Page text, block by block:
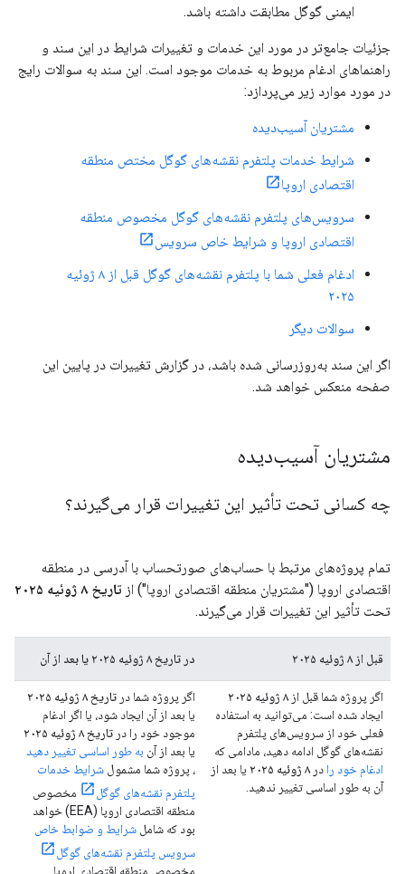
ایمنی گوگل مطابقت داشته باشد.
جزئیات جامع‌تر در مورد این خدمات و تغییرات شرایط در این سند و
راهنماهای ادغام مربوط به خدمات موجود است. این سند به سوالات رایج
در مورد موارد زیر می‌پردازد:
مشتریان آسیب‌دیده
شرایط خدمات پلتفرم نقشه‌های گوگل مختص منطقه
اقتصادی اروپا
سرویس‌های پلتفرم نقشه‌های گوگل مخصوص منطقه
اقتصادی اروپا و شرایط خاص سرویس
ادغام فعلی شما با پلتفرم نقشه‌های گوگل قبل از ۸ ژوئیه
۲۰۲۵
سوالات دیگر
اگر این سند به‌روزرسانی شده باشد، در گزارش تغییرات در پایین این
صفحه منعکس خواهد شد.
مشتریان آسیب‌دیده
چه کسانی تحت تأثیر این تغییرات قرار می‌گیرند؟
تمام پروژه‌های مرتبط با حساب‌های صورتحساب با آدرسی در منطقه
اقتصادی اروپا ("مشتریان منطقه اقتصادی اروپا") از تاریخ ۸ ژوئیه ۲۰۲۵
تحت تأثیر این تغییرات قرار می‌گیرند.
قبل از ۸ ژوئیه ۲۰۲۵ در تاریخ ۸ ژوئیه ۲۰۲۵ یا بعد از آن
اگر پروژه شما قبل از۸ ژوئیه ۲۰۲۵
ایجاد شده است: می‌توانید به استفاده
فعلی خود از سرویس‌های پلتفرم
نقشه‌های گوگل ادامه دهید، مادامی که
ادغام خود را در۸ ژوئیه ۲۰۲۵
یا بعد از
آن به طور اساسی تغییر ندهید.
اگر پروژه شما در تاریخ ۸ ژوئیه ۲۰۲۵
یا بعد از آن ایجاد شود، یا اگر ادغام
موجود خود را در تاریخ ۸ ژوئیه ۲۰۲۵
یا بعد از آن به طور اساسی تغییر دهید
، پروژه شما مشمول شرایط خدمات
پلتفرم نقشه‌های گوگل
مخصوص
منطقه اقتصادی اروپا (EEA) خواهد
بود که شامل شرایط و ضوابط خاص
سرویس پلتفرم نقشه‌های گوگل
مخصوص منطقه اقتصادی اروپا